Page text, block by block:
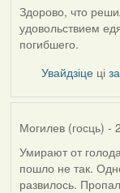
Здорово, что
удовольствием
погибшего.
Увайдзіце ці
Могилев (госць) -
Умирают от
пошло не так.
развилось.